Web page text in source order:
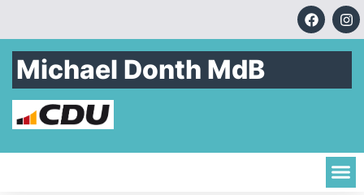
Michael Donth MdB